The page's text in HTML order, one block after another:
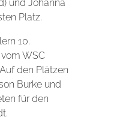
und Johanna
Platz.
10.
WSC
den Plätzen
Burke und
für den